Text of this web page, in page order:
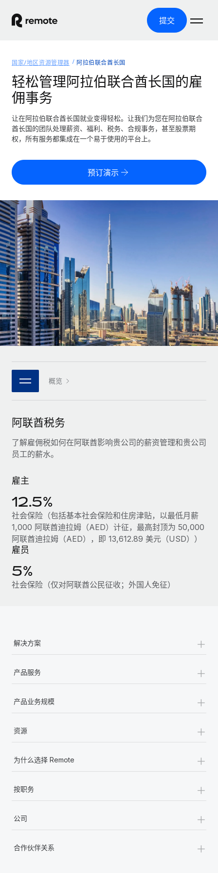
提交
产品
全球招聘
全球薪资管理
轻松运行合规薪资
零实体成本实现全球扩张
第三方合同工托管服务
合同工管理
全球合同工入职与管理
PEO
外包复杂雇佣任务
基础设施
Remote Embedded
将人力资源无缝融入工作流程
平台
团队的内置核心人力资源功能
连接 新的
使用我们的 MCP 将任何人工智能工具与 Remote 平台相连
服务
咨询专家
简化候选人筛选流程
合规守望台
防范合规风险
在全球范围内配置和跟踪 IT 设备
实体设立
福利
轻松管理员工福利
解决方案
覆盖全球
国家/地区资源管理器
Remote 无惧对比
了解我们的竞争优势
成长阶段
初创企业
为成长型企业量身打造的全球敏捷型人力资源与薪资解决方案
中型市场
通过定制化人力资源解决方案扩展团队
企业
面向大型企业的全球化人力资源服务
与我们携手合作
战略技术合作伙伴
成为合作伙伴
与我们共探合作机遇
Remote Build 即将推出
集成与人工智能自动化咨询
Cultivating a Thriving Remote-First Culture in
Partnership with Remote
At a glance Discover the evolution of TheyDo, a pioneering
journey management platform that has...
了解更多
Reverse Tech at a glance Health and wellness startup,
了解更多
资源
误分类风险计算工具
按国家/地区检查员工误分类风险
计算任何国家的员工总成本
合同工薪酬结算计算器
探索全球合同工的结算货币选项与结算速度
通过 REMOTE 学习
研究与指引
案例研究
人力资源术语表
核对表和模板
职位描述库
网络研讨会
新闻室
薪金与人才洞察
获得支持
查看全部资源
博客
EOR compliance
As the global workforce continues to expand in response
Most teams hear "payroll implementation" and picture a
了解更多
定价
中文（简体）
English
Nederlands
Français
Deutsch
Español
Italiano
日本語
한국어
中文（简体）
登录
国家/地区资源管理器 阿拉伯联合酋长国
轻松管理阿拉伯联合酋长国的雇
佣事务
让在阿拉伯联合酋长国就业变得轻松。让我们为您在阿拉伯联合
酋长国的团队处理薪资、福利、税务、合规事务，甚至股票期
权，所有服务都集成在一个易于使用的平台上。
预订演示
概览
阿联酋税务
了解雇佣税如何在阿联酋影响贵公司的薪资管理和贵公司
员工的薪水。
雇主
12.5%
社会保险（包括基本社会保险和住房津贴，以最低月薪
1,000 阿联酋迪拉姆（AED）计征，最高封顶为 50,000
阿联酋迪拉姆（AED），即 13,612.89 美元（USD））
雇员
5%
社会保险（仅对阿联酋公民征收；外国人免征）
解决方案 +
产品服务 +
产品业务规模 +
资源 +
为什么选择 Remote +
按职务 +
公司 +
合作伙伴关系 +